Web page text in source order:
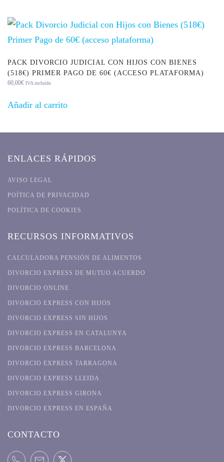
PACK DIVORCIO JUDICIAL CON HIJOS CON BIENES
(518€) PRIMER PAGO DE 60€ (ACCESO PLATAFORMA)
60,00€ IVA incluido
Añadir al carrito
ENLACES RÁPIDOS
AVISO LEGAL
POÍTICA DE PRIVACIDAD
POLÍTICA DE COOKIES
RECURSOS INFORMATIVOS
CALCULADORA PENSIÓN DE ALIMENTOS
DIVORCIO EXPRESS DE MUTUO ACUERDO
DIVORCIO ONLINE
DIVORCIO EXPRESS CON HIJOS
DIVORCIO EXPRESS SIN HIJOS
DIVORCIO EXPRESS EN CATALUNYA
DIVORCIO EXPRESS BARCELONA
DIVORCIO EXPRESS TARRAGONA
DIVORCIO EXPRESS LLEIDA
DIVORCIO EXPRESS GIRONA
DIVORCIO EXPRESS EN ESPAÑA
CONTACTO